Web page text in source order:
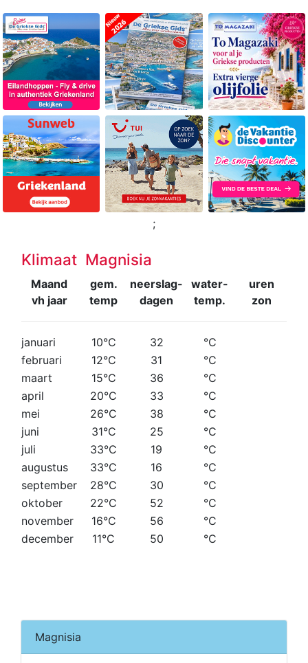
;
Klimaat Magnisia
Maand
vh jaar
gem.
temp
neerslag-
dagen
water-
temp.
uren
zon
januari 10°C 32
°C
februari
12°C 31
°C
maart
15°C 36
°C
april
20°C 33
°C
mei
26°C 38
°C
juni
31°C 25
°C
juli
33°C 19
°C
augustus
33°C 16
°C
september
28°C 30
°C
oktober
22°C 52
°C
november
16°C 56
°C
december
11°C 50 °C
Magnisia